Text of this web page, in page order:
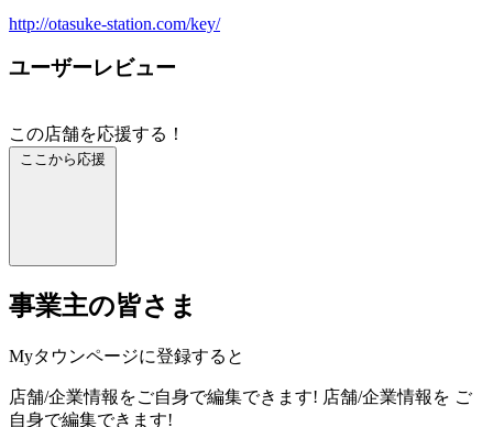
http://otasuke-station.com/key/
ユーザーレビュー
この店舗を応援する！
ここから応援
事業主の皆さま
Myタウンページに登録すると
店舗/企業情報をご自身で編集できます! 店舗/企業情報を ご
自身で編集できます!